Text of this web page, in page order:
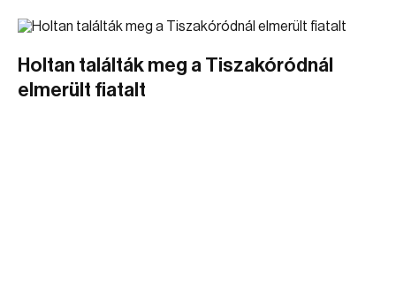
Holtan találták meg a Tiszakóródnál
elmerült fiatalt